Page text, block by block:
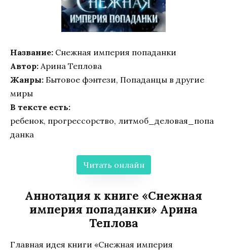
Название: Снежная империя попаданки
Автор: Арина Теплова
Жанры: Бытовое фэнтези, Попаданцы в другие
миры
В тексте есть:
ребенок, прогрессорство, литмоб_деловая_попа
данка
Читать онлайн
Аннотация к книге «Снежная
империя попаданки» Арина
Теплова
Главная идея книги «Снежная империя